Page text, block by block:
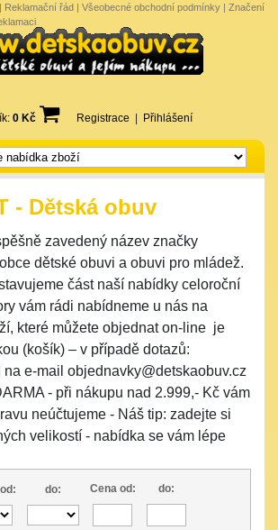
| Reklamační řád | Všeobecné obchodní podmínky | Značení
0 Kč Registrace Přihlášení
- Dětská obuv
zavedený název značky
dětské obuvi a obuvi pro mládež.
část naší nabídky celoroční
vám rádi nabídneme u nás na
které můžete objednat on-line je
(košík) – v případě dotazů:
e-mail objednavky@detskaobuv.cz
- při nákupu nad 2.999,- Kč vám
neúčtujeme - Náš tip: zadejte si
velikostí - nabídka se vám lépe
do: Cena od: do: